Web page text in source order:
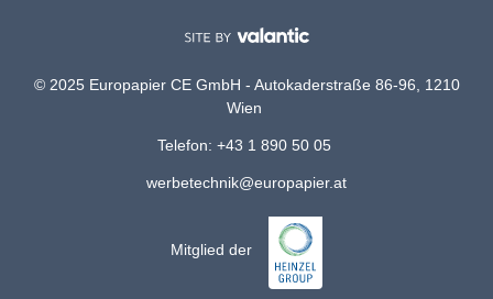
© 2025 Europapier CE GmbH - Autokaderstraße 86-96, 1210
Wien
Telefon: +43 1 890 50 05
werbetechnik@europapier.at
Mitglied der